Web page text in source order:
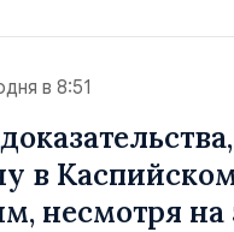
в 8:51
в
несмотря на